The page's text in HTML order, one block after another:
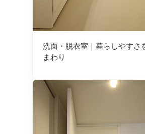
洗面・脱衣室｜暮らしやすさ
まわり